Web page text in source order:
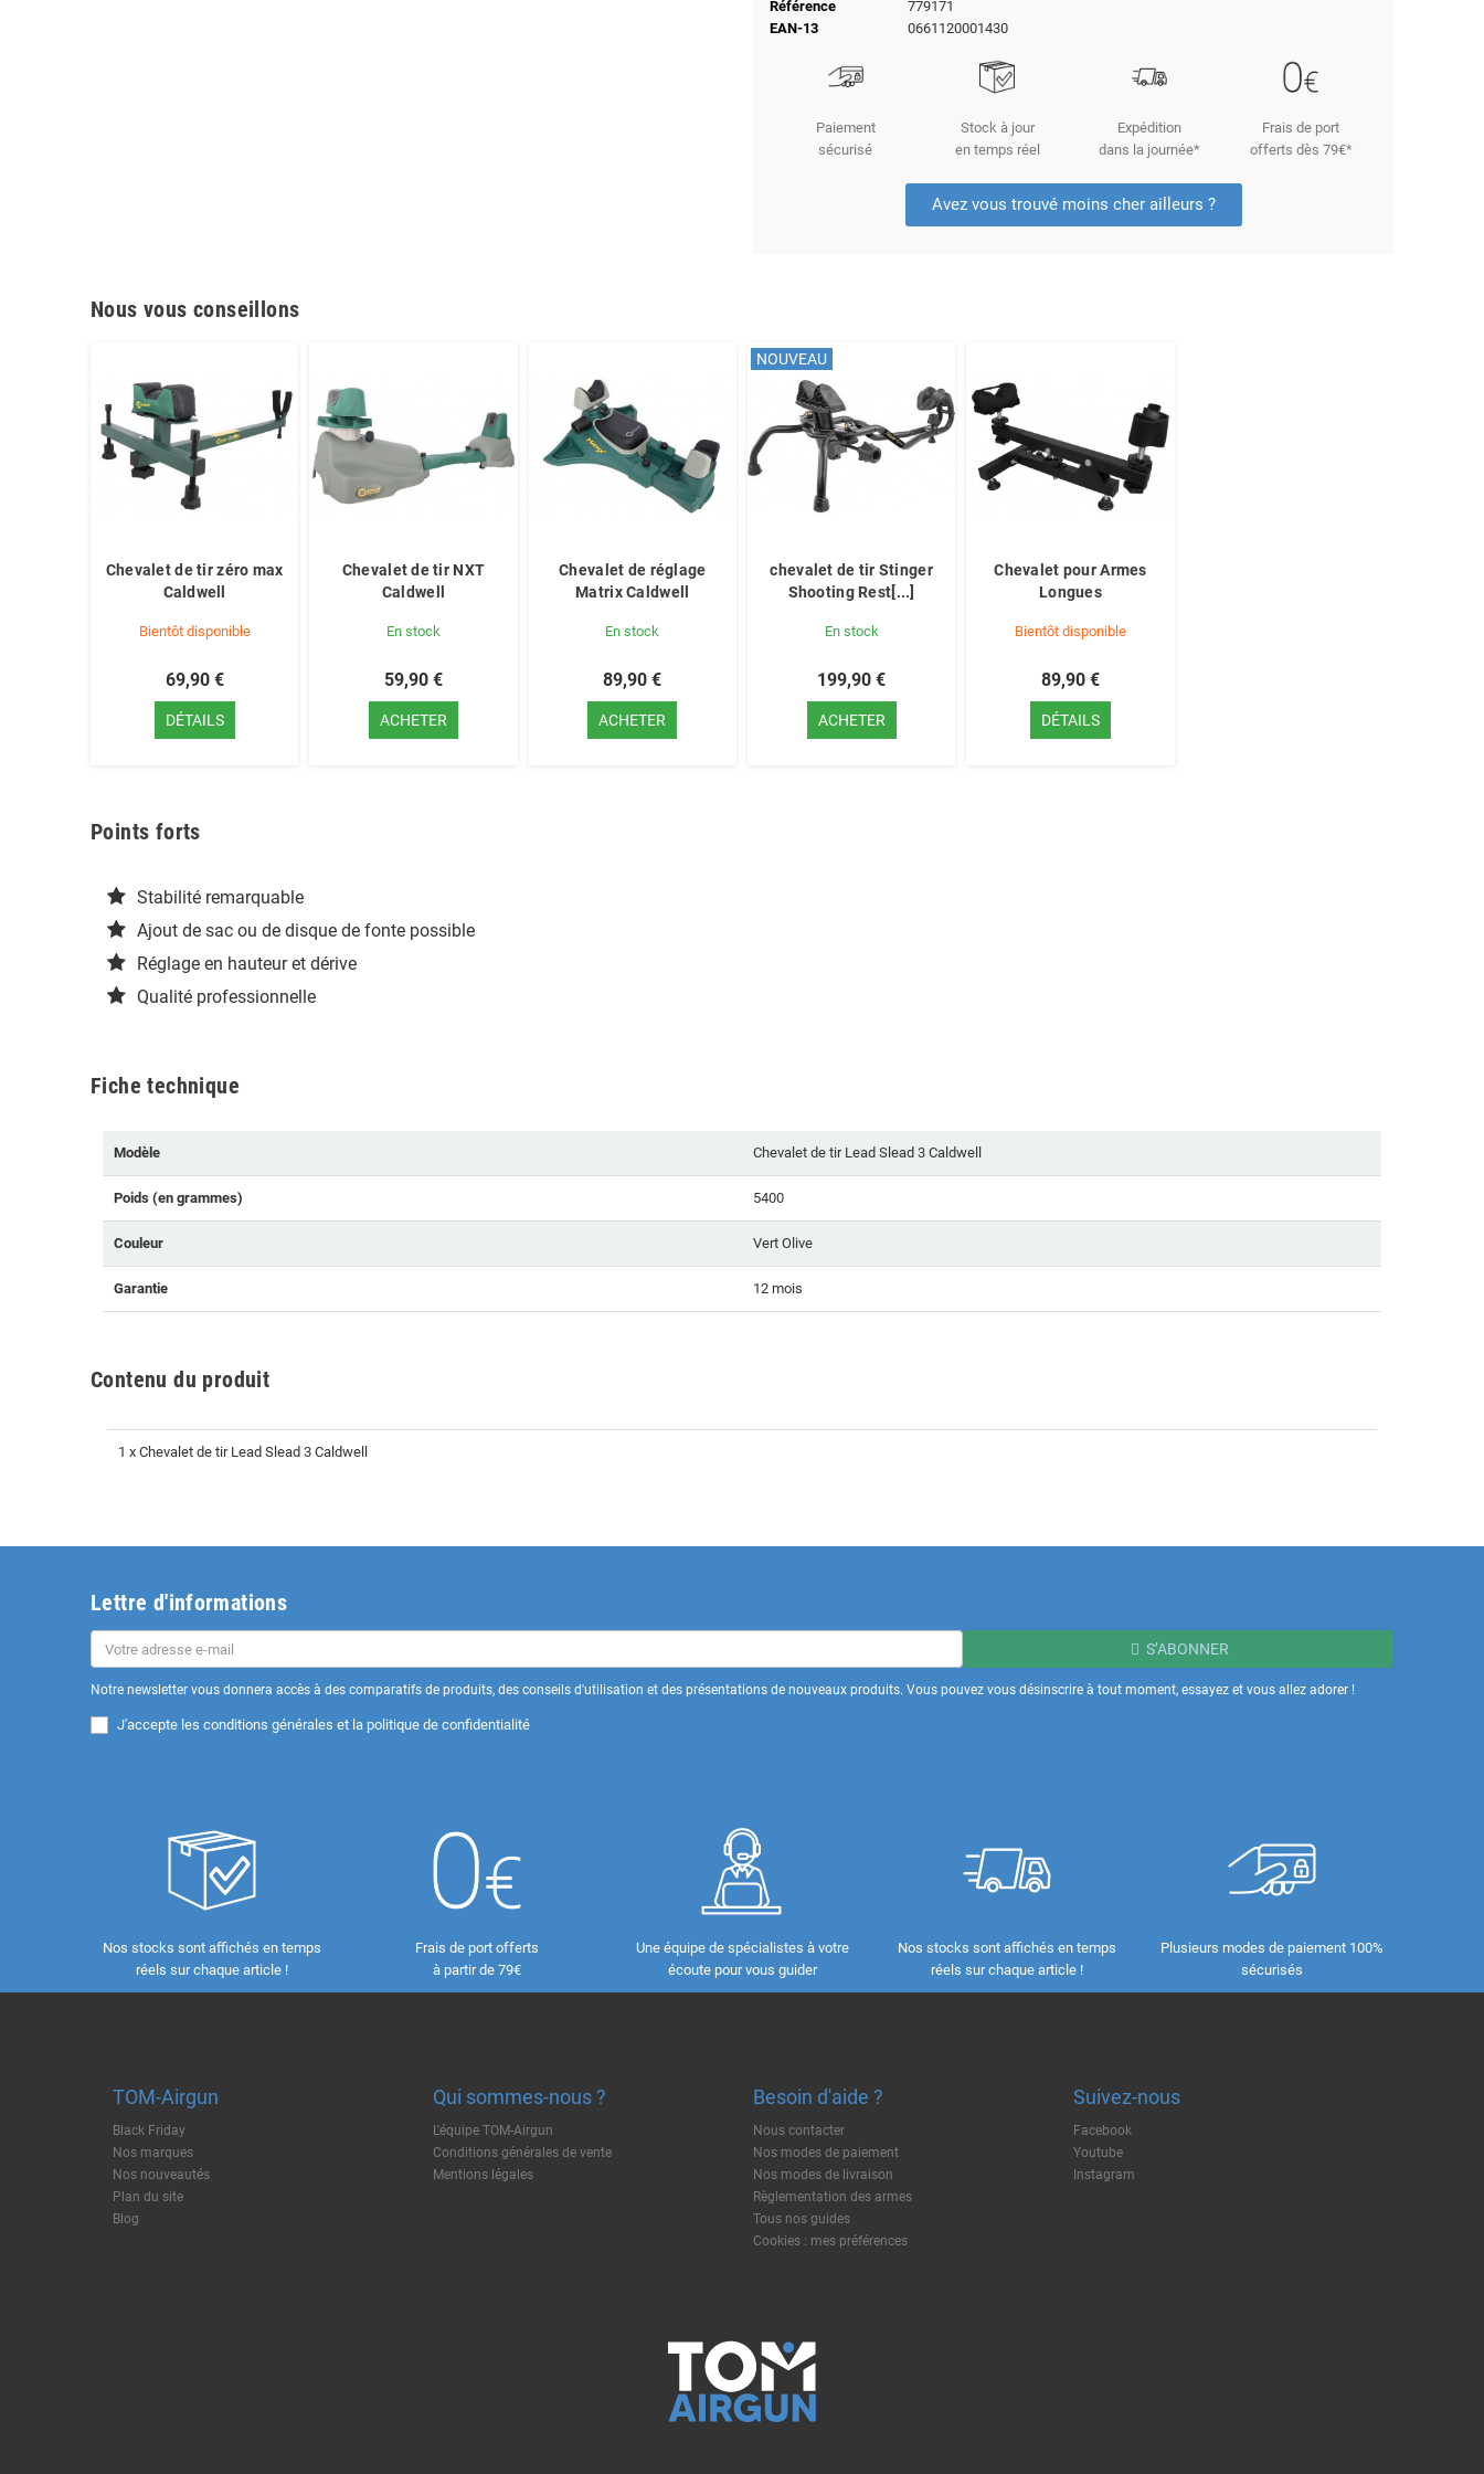
Référence
779171
EAN-13
0661120001430
Paiement
sécurisé
Stock à jour
en temps réel
Expédition
dans la journée*
Frais de port
offerts dès 79€*
Avez vous trouvé moins cher ailleurs ?
Nous vous conseillons
Chevalet de tir zéro max
Caldwell
Bientôt disponible
69,90 €
DÉTAILS
Chevalet de tir NXT
Caldwell
En stock
59,90 €
ACHETER
Chevalet de réglage
Matrix Caldwell
En stock
89,90 €
ACHETER
NOUVEAU
chevalet de tir Stinger
Shooting Rest[...]
En stock
199,90 €
ACHETER
Chevalet pour Armes
Longues
Bientôt disponible
89,90 €
DÉTAILS
Points forts
Stabilité remarquable
Ajout de sac ou de disque de fonte possible
Réglage en hauteur et dérive
Qualité professionnelle
Fiche technique
Modèle Chevalet de tir Lead Slead 3 Caldwell
Poids (en grammes) 5400
Couleur Vert Olive
Garantie 12 mois
Contenu du produit
1 x Chevalet de tir Lead Slead 3 Caldwell
Lettre d'informations
S’ABONNER
Notre newsletter vous donnera accès à des comparatifs de produits, des conseils d'utilisation et des présentations de nouveaux produits. Vous pouvez vous désinscrire à tout moment, essayez et vous allez adorer !
J'accepte les conditions générales et la politique de confidentialité
Nos stocks sont affichés en temps
réels sur chaque article !
Frais de port offerts
à partir de 79€
Une équipe de spécialistes à votre
écoute pour vous guider
Nos stocks sont affichés en temps
réels sur chaque article !
Plusieurs modes de paiement 100%
sécurisés
TOM-Airgun
Black Friday
Nos marques
Nos nouveautés
Plan du site
Blog
Qui sommes-nous ?
L'équipe TOM-Airgun
Conditions générales de vente
Mentions légales
Besoin d'aide ?
Nous contacter
Nos modes de paiement
Nos modes de livraison
Règlementation des armes
Tous nos guides
Cookies : mes préférences
Suivez-nous
Facebook
Youtube
Instagram